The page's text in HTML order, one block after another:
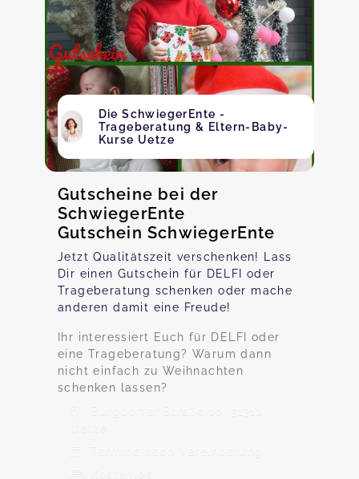
Die SchwiegerEnte -
Trageberatung & Eltern-Baby-
Kurse Uetze
Gutscheine bei der
SchwiegerEnte
Gutschein SchwiegerEnte
Jetzt Qualitätszeit verschenken! Lass
Dir einen Gutschein für DELFI oder
Trageberatung schenken oder mache
anderen damit eine Freude!
Ihr interessiert Euch für DELFI oder
eine Trageberatung? Warum dann
nicht einfach zu Weihnachten
schenken lassen?
Burgdorfer Straße 10, 31311
Termine nach Vereinbarung